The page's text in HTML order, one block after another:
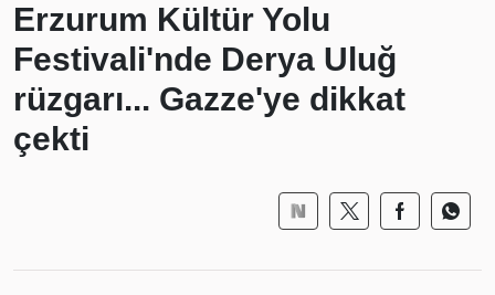
Erzurum Kültür Yolu
Festivali'nde Derya Uluğ
rüzgarı... Gazze'ye dikkat
çekti